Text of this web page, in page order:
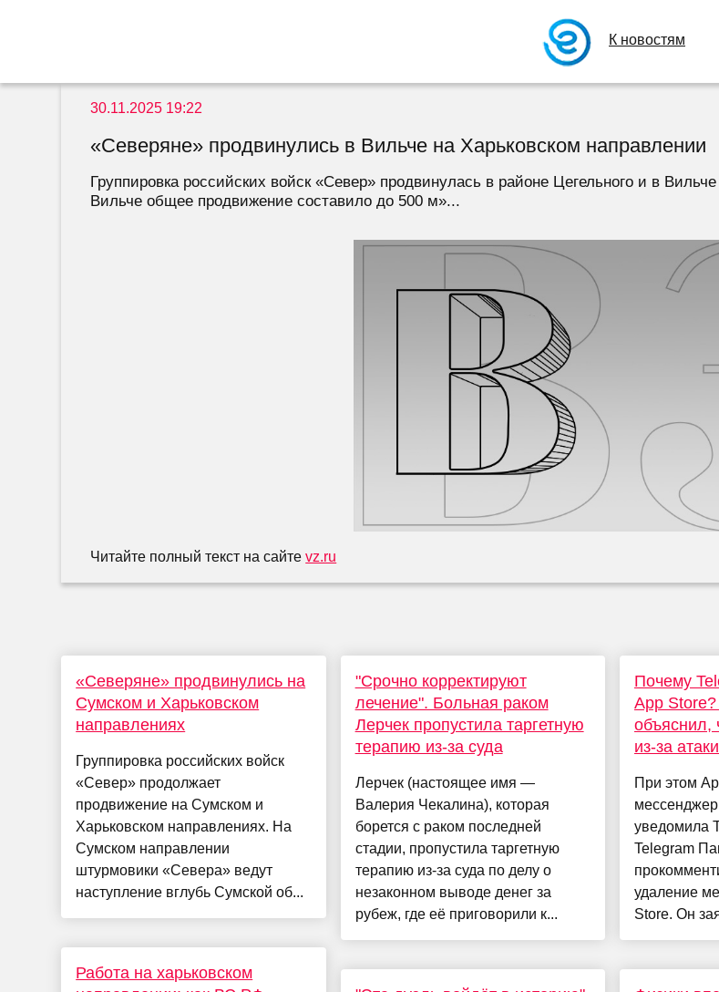
К новостям
30.11.2025 19:22
«Северяне» продвинулись в Вильче на Харьковском направлении
Группировка российских войск «Север» продвинулась в районе Цегельного и в
Вильче общее продвижение составило до 500 м»...
Читайте полный текст на сайтеvz.ru
«Северяне» продвинулись на
Сумском и Харьковском
направлениях
Группировка российских войск
«Север» продолжает
продвижение на Сумском и
Харьковском направлениях. На
Сумском направлении
штурмовики «Севера» ведут
наступление вглубь Сумской об...
Работа на харьковском
"Срочно корректируют
лечение". Больная раком
Лерчек пропустила таргетную
терапию из-за суда
Лерчек (настоящее имя —
Валерия Чекалина), которая
борется с раком последней
стадии, пропустила таргетную
терапию из-за суда по делу о
незаконном выводе денег за
рубеж, где её приговорили к...
Почему
App
объяснил,
из-за
При этом
уведомила
Telegram
удаление
Store. Он